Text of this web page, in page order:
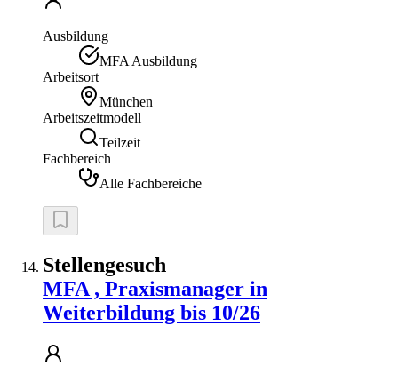
Ausbildung
MFA Ausbildung
Arbeitsort
München
Arbeitszeitmodell
Teilzeit
Fachbereich
Alle Fachbereiche
Stellengesuch
MFA , Praxismanager in
Weiterbildung bis 10/26